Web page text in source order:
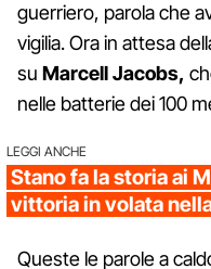
guerriero, parola che
vigilia. Ora in attesa
su Marcell Jacobs,
nelle batterie dei 100
LEGGI ANCHE
Stano fa la storia ai
vittoria in volata
Queste le parole a